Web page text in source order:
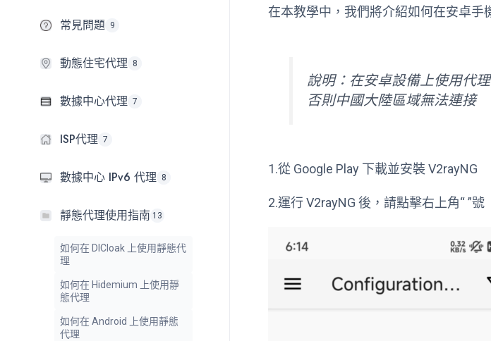
常見問題 9
動態住宅代理 8
數據中心代理 7
ISP代理 7
數據中心 IPv6 代理 8
靜態代理使用指南 13
如何在 DICloak 上使用靜態代
理
如何在 Hidemium 上使用靜
態代理
如何在 Android 上使用靜態
代理
在本教學中，我們將介紹如何在安卓手
說明：在安卓設備上使用代
否則中國大陸區域無法連接
1.從 Google Play 下載並安裝 V2rayNG
2.運行 V2rayNG 後，請點擊右上角“ ”號